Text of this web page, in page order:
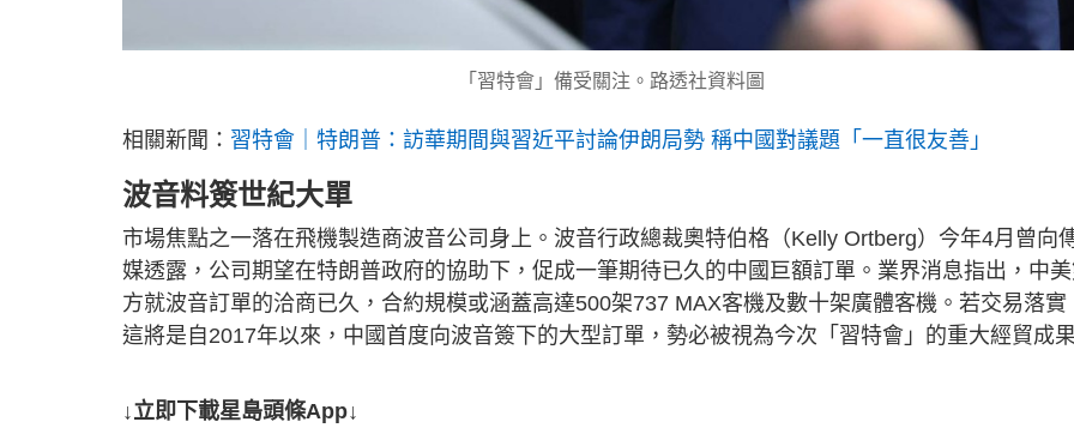
「習特會」備受關注。路透社資料圖
相關新聞： 習特會｜特朗普：訪華期間與習近平討論伊朗局勢 稱中國對議題「一直很友善」
波音料簽世紀大單
市場焦點之一落在飛機製造商波音公司身上。波音行政總裁奧特伯格（Kelly Ortberg）今年4月曾向
媒透露，公司期望在特朗普政府的協助下，促成一筆期待已久的中國巨額訂單。業界消息指出，中
方就波音訂單的洽商已久，合約規模或涵蓋高達500架737 MAX客機及數十架廣體客機。若交易落實
這將是自2017年以來，中國首度向波音簽下的大型訂單，勢必被視為今次「習特會」的重大經貿成果
↓立即下載星島頭條App↓